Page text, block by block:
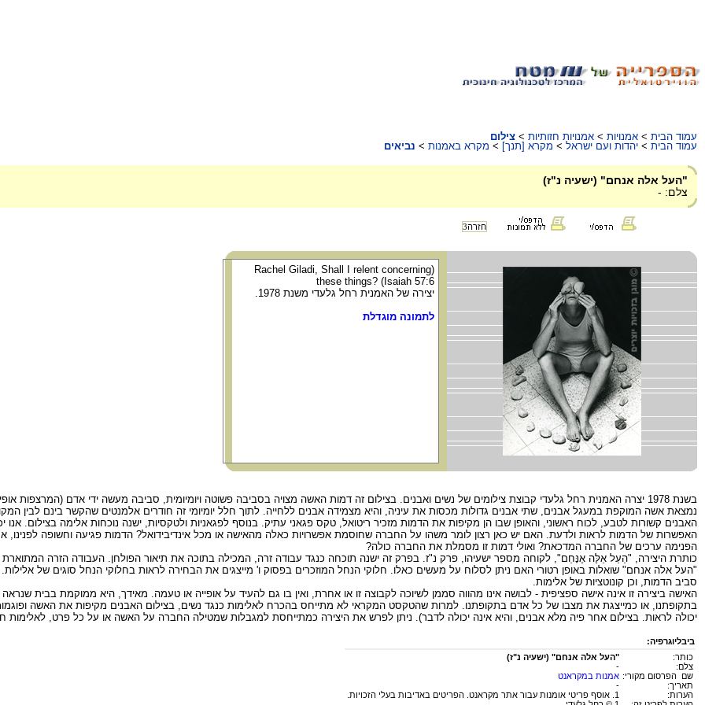
עמוד הבית > אמנויות > אמנויות חזותיות > צילום
עמוד הבית > יהדות ועם ישראל > מקרא [תנך] > מקרא באמנות > נביאים
"העל אלה אנחם" (ישעיה נ"ז)
צלם: -
חזרה3
(Rachel Giladi, Shall I relent concerning
these things? (Isaiah 57:6
יצירה של האמנית רחל גלעדי משנת 1978.
לתמונה מוגדלת
בשנת 1978 יצרה האמנית רחל גלעדי קבוצת צילומים של נשים ואבנים. בצילום זה דמות האשה מצויה בסביבה פשוטה ויומיומית, סביבה מעשה ידי אדם (המרצפות
נמצאת אשה המוקפת במעגל אבנים, שתי אבנים גדולות מכסות את עיניה, והיא מצמידה אבנים ללחייה. לתוך חלל יומיומי זה חודרים אלמנטים שהקשר בינם לבין
האבנים קשורות לטבע, לכוח ראשוני, והאופן שבו הן מקיפות את הדמות מזכיר ריטואל, טקס פגאני עתיק. בנוסף לפגאניות ולטקסיות, ישנה נוכחות אלימה בצילום.
האפשרות של הדמות לראות ולדעת. האם יש כאן רצון לומר משהו על החברה שחוסמת אפשרויות כאלה מהאישה או מכל אינדיבידואל? הדמות פגיעה וחשופה
הפנימה ערכים של החברה המדכאת? ואולי דמות זו מסמלת את החברה כולה?
כותרת היצירה, "הַעַל אֵלֶּה אֶנָּחֵם", לקוחה מספר ישעיהו, פרק נ"ז. בפרק זה ישנה תוכחה כנגד עבודה זרה, המכילה בתוכה את תיאור הפולחן. העבודה הזרה המתוארת
"העל אלה אנחם" שואלות באופן רטורי האם ניתן לסלוח על מעשים כאלו. חלוקי הנחל המוזכרים בפסוק ו' מייצגים את הבחירה לראות בחלוקי הנחל סוגים של
סביב הדמות, וכן קונוטציות של אלימות.
האישה ביצירה זו אינה אישה ספציפית - לבושה אינו מהווה סממן לשיוכה לקבוצה זו או אחרת, ואין בו גם להעיד על אופייה או טעמה. מאידך, היא ממוקמת בבית
בתקופתנו, או כמייצגת את מצבו של כל אדם בתקופתנו. למרות שהטקסט המקראי לא מתייחס בהכרח לאלימות כנגד נשים, בצילום האבנים מקיפות את האשה
יכולה לראות. בצילום אחר פיה מלא אבנים, והיא אינה יכולה לדבר). ניתן לפרש את היצירה כמתייחסת למגבלות שמטילה החברה על האשה או על כל פרט,
ביבליוגרפיה:
כותר:
"העל אלה אנחם" (ישעיה נ"ז)
צלם:
-
שם הפרסום מקורי: אמנות במקראנט
תאריך:
-
הערות:
1. אוסף פריטי אומנות עבור אתר מקראנט. הפריטים באדיבות בעלי הזכויות.